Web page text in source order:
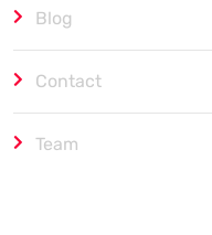
Blog
Contact
Team